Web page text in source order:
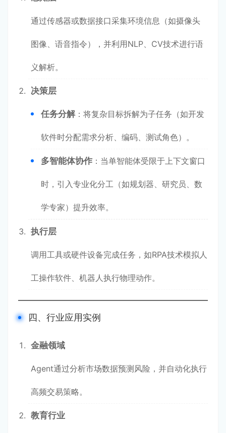
通过传感器或数据接口采集环境信息（如摄像头
图像、语音指令），并利用NLP、CV技术进行语
义解析。
决策层
任务分解 ：将复杂目标拆解为子任务（如开发
软件时分配需求分析、编码、测试角色）。
多智能体协作 ：当单智能体受限于上下文窗口
时，引入专业化分工（如规划器、研究员、数
学专家）提升效率。
执行层
调用工具或硬件设备完成任务，如RPA技术模拟人
工操作软件、机器人执行物理动作。
四、行业应用实例
金融领域
Agent通过分析市场数据预测风险，并自动化执行
高频交易策略。
教育行业